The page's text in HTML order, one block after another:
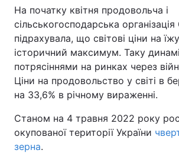
На початку квітня продовольча і
сільськогосподарська
підрахувала, що світові ціни на
історичний максимум. Таку
потрясіннями на ринках через
Ціни на продовольство у світі в
на 33,6% в річному вираженні.
Станом на 4 травня 2022 року
окупованої території України
зерна.